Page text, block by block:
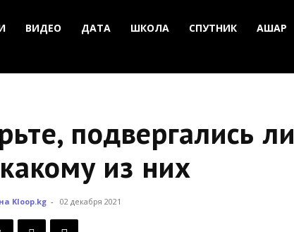
ВИДЕО ДАТА ШКОЛА СПУТНИК АШАР
подвергались ли
из них
Kloop.kg - 02 декабря 2021